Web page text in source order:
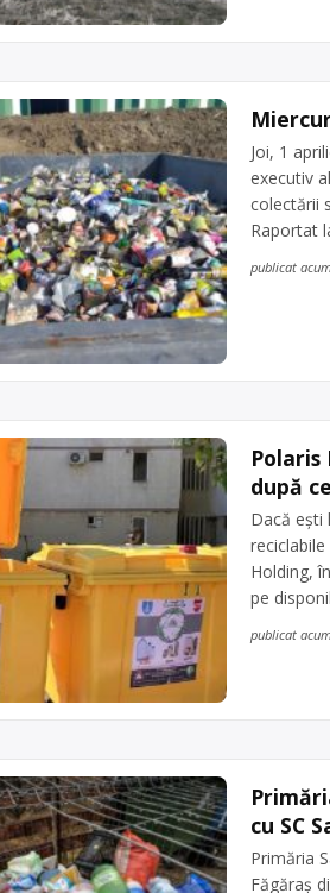
Joi, 1
executiv
colectării
Raportat
publicat
după
Dacă ești
Holding,
pe
publicat
cu SC
Primăria
Făgăraş